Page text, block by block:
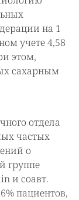
на 1
учете 4,58
этом,
сахарным
отдела
частых
о
группе
и соавт.
пациентов,